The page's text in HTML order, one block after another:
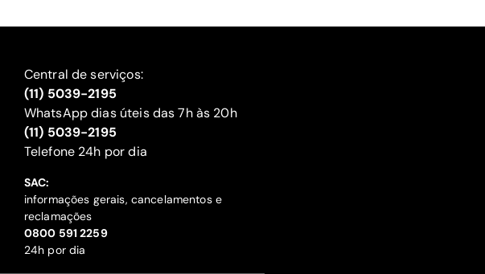
Central de serviços:
(11) 5039-2195
WhatsApp dias úteis das 7h às 20h
(11) 5039-2195
‍Telefone 24h por dia
SAC:
informações gerais, cancelamentos e
reclamações
‍0800 591 2259
24h por dia